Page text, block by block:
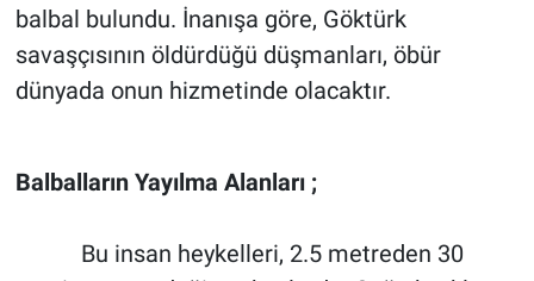
balbal bulundu. İnanışa göre, Göktürk
savaşçısının öldürdüğü düşmanları, öbür
dünyada onun hizmetinde olacaktır.
Balbalların Yayılma Alanları ;
Bu insan heykelleri, 2.5 metreden 30